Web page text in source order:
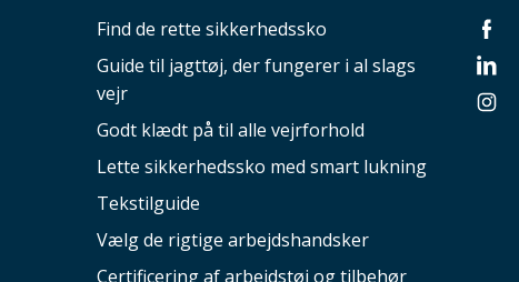
Find de rette sikkerhedssko
Guide til jagttøj, der fungerer i al slags
vejr
Godt klædt på til alle vejrforhold
Lette sikkerhedssko med smart lukning
Tekstilguide
Vælg de rigtige arbejdshandsker
Certificering af arbejdstøj og tilbehør